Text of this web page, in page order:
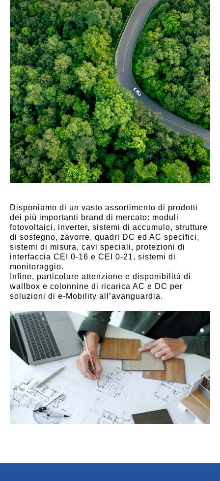
Disponiamo di un vasto assortimento di prodotti
dei più importanti brand di mercato: moduli
fotovoltaici, inverter, sistemi di accumulo, strutture
di sostegno, zavorre, quadri DC ed AC specifici,
sistemi di misura, cavi speciali, protezioni di
interfaccia CEI 0-16 e CEI 0-21, sistemi di
monitoraggio.
Infine, particolare attenzione e disponibilità di
wallbox e colonnine di ricarica AC e DC per
soluzioni di e-Mobility all’avanguardia.